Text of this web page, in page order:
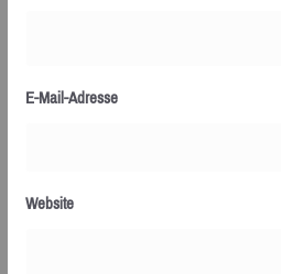
E-Mail-Adresse
Website